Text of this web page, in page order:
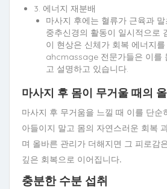
3. 에너지 재분배
마사지 후에는 혈류가 근육과
중추신경의 활동이 일시적으로
이 현상은 신체가 회복 에너지
ahcmassage 전문가들은 이를
고 설명하고 있습니다.
마사지 후 몸이 무거울 때의
마사지 후 무거움을 느낄 때 이를 단순
아들이지 말고 몸의 자연스러운 회복
며 올바른 관리가 더해지면 그 피로감
깊은 회복으로 이어집니다.
충분한 수분 섭취